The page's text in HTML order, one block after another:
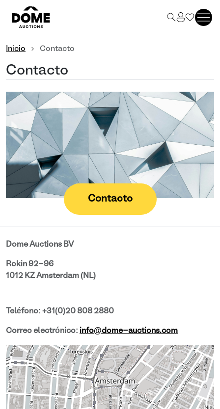
Inicio Contacto
Contacto
Contacto
Dome Auctions BV
Rokin 92-96
1012 KZ Amsterdam (NL)
Teléfono: +31(0)20 808 2880
Correo electrónico: info@dome-auctions.com